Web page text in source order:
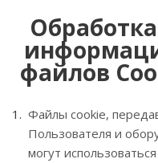
файлов
Файлы cookie,
Пользователя и
могут